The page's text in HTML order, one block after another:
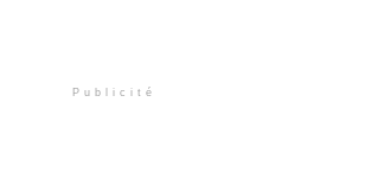
Publicité